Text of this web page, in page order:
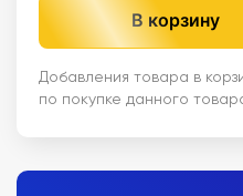
В корзину
Добавления товара в
по покупке данного